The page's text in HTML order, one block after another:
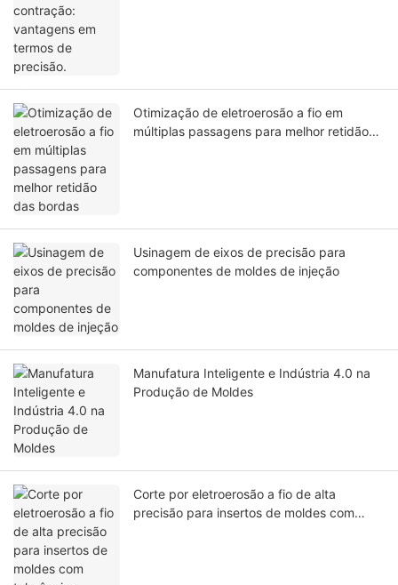
Otimização de eletroerosão a fio em
múltiplas passagens para melhor retidão
Usinagem de eixos de precisão para
componentes de moldes de injeção
Manufatura Inteligente e Indústria 4.0 na
Produção de Moldes
Corte por eletroerosão a fio de alta
precisão para insertos de moldes com